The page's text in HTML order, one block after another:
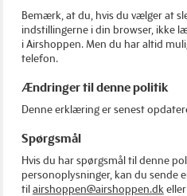
Bemærk, at du, hvis du vælger at
indstillingerne i din browser, ikke
i Airshoppen. Men du har altid
telefon.
Ændringer til denne politik
Denne erklæring er senest
Spørgsmål
Hvis du har spørgsmål til denne
personoplysninger, kan du sende
tilairshoppen@airshoppen.dk